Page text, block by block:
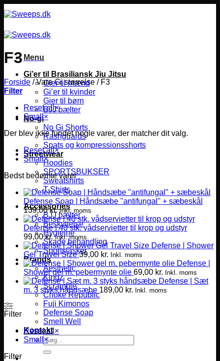
til
Menu
Gi’er til Brasiliansk Jiu Jitsu
Gier til mænd
Gi’er til kvinder
Gier til børn
BJJ bælter
No-gi
No Gi Shorts
Rashguards
Spats og kompressionsshorts
Streetwear
Hoodies
SPORTSBUKSER
Sweatshirts
T-Shirts
Accessories
BJJ bælter
Beskyttelse
Hygiejne
Skade behandling
Sportstasker
Brands
Aesthetic
Kingz
Scramble
Choke Republic
Fuji Kimonos
Defense Soap
Smell Well
Kontakt
Søg
efter:
F3
Forside /Vare Gi størrelse /F3
Filter
Reset all×
Small×
Der blev ikke fundet nogle varer, der matcher dit valg.
Reset all×
Small×
Bedst bedømte varer
Defense Soap | Håndsæbe "antifungal" + sæbeskål
139,00kr. Inkl. moms
Defense | 40 stk. vådservietter til krop og udstyr
99,00kr. Inkl. moms
Defense | Shower
Gel Travel Size 39,00 kr. Inkl. moms
Defense |
Shower gel m. pebermynte olie 69,00 kr. Inkl. moms
Defense | Sæt
m. 3 styks håndsæbe 189,00 kr. Inkl. moms
Filter
Reset all ×
Small ×
Filter